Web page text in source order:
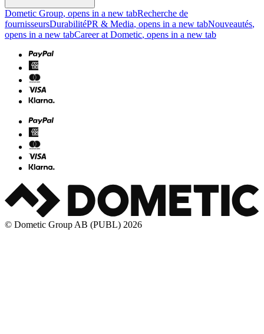
Dometic Group, opens in a new tabRecherche de
fournisseursDurabilitéPR & Media, opens in a new tabNouveautés,
opens in a new tabCareer at Dometic, opens in a new tab
© Dometic Group AB (PUBL) 2026